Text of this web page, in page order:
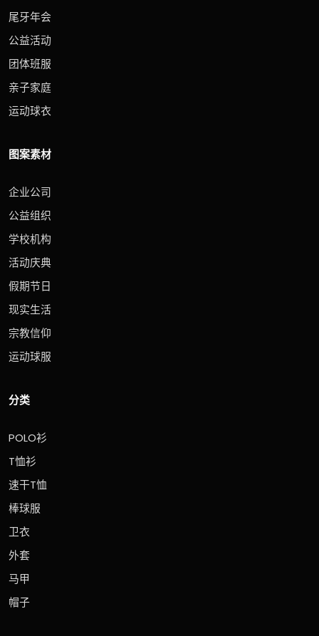
尾牙年会
公益活动
团体班服
亲子家庭
运动球衣
图案素材
企业公司
公益组织
学校机构
活动庆典
假期节日
现实生活
宗教信仰
运动球服
分类
POLO衫
T恤衫
速干T恤
棒球服
卫衣
外套
马甲
帽子